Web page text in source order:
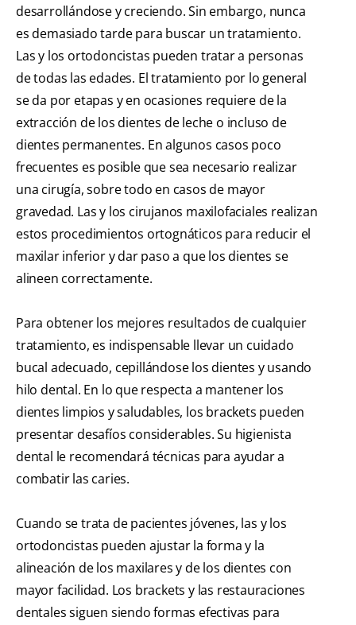
desarrollándose y creciendo. Sin embargo, nunca
es demasiado tarde para buscar un tratamiento.
Las y los ortodoncistas pueden tratar a personas
de todas las edades. El tratamiento por lo general
se da por etapas y en ocasiones requiere de la
extracción de los dientes de leche o incluso de
dientes permanentes. En algunos casos poco
frecuentes es posible que sea necesario realizar
una cirugía, sobre todo en casos de mayor
gravedad. Las y los cirujanos maxilofaciales realizan
estos procedimientos ortognáticos para reducir el
maxilar inferior y dar paso a que los dientes se
alineen correctamente.
Para obtener los mejores resultados de cualquier
tratamiento, es indispensable llevar un cuidado
bucal adecuado, cepillándose los dientes y usando
hilo dental. En lo que respecta a mantener los
dientes limpios y saludables, los brackets pueden
presentar desafíos considerables. Su higienista
dental le recomendará técnicas para ayudar a
combatir las caries.
Cuando se trata de pacientes jóvenes, las y los
ortodoncistas pueden ajustar la forma y la
alineación de los maxilares y de los dientes con
mayor facilidad. Los brackets y las restauraciones
dentales siguen siendo formas efectivas para